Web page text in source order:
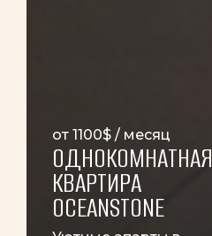
от 1100$ / месяц
ОДНОКОМНАТНАЯ
КВАРТИРА
OCEANSTONE